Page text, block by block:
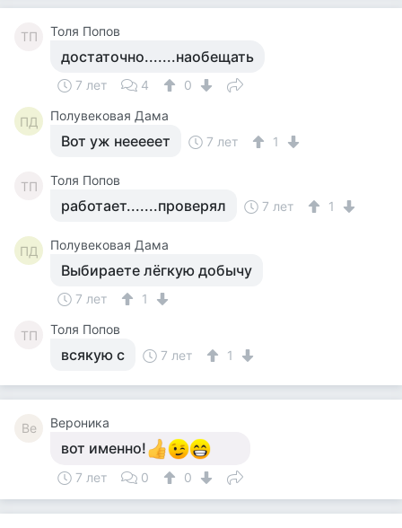
ТП Толя Попов
достаточно.......наобещать
7 лет 4 0
ПД Полувековая Дама
Вот уж нееееет 7 лет 1
ТП Толя Попов
работает.......проверял 7 лет 1
ПД Полувековая Дама
Выбираете лёгкую добычу
7 лет 1
ТП Толя Попов
всякую с 7 лет 1
Ве Вероника
вот именно!
7 лет 0 0